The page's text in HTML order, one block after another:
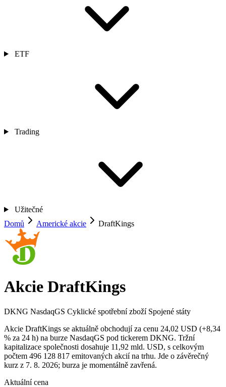
ETF
Trading
Užitečné
Domů
Americké akcie DraftKings
Akcie DraftKings
DKNG NasdaqGS Cyklické spotřební zboží Spojené státy
Akcie DraftKings se aktuálně obchodují za cenu 24,02 USD (+8,34
% za 24 h) na burze NasdaqGS pod tickerem DKNG. Tržní
kapitalizace společnosti dosahuje 11,92 mld. USD, s celkovým
počtem 496 128 817 emitovaných akcií na trhu. Jde o závěrečný
kurz z 7. 8. 2026; burza je momentálně zavřená.
Aktuální cena